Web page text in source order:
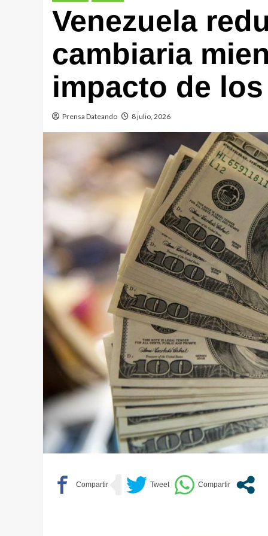
Venezuela
cambiaria
impacto de
Prensa Dateando 8 julio, 2026